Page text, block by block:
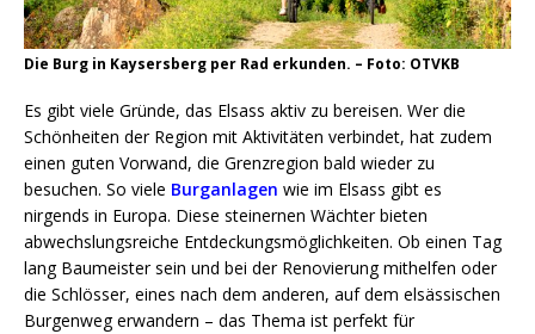
Die Burg in Kaysersberg per Rad erkunden. – Foto: OTVKB
Es gibt viele Gründe, das Elsass aktiv zu bereisen. Wer die
Schönheiten der Region mit Aktivitäten verbindet, hat zudem
einen guten Vorwand, die Grenzregion bald wieder zu
besuchen. So viele Burganlagen wie im Elsass gibt es
nirgends in Europa. Diese steinernen Wächter bieten
abwechslungsreiche Entdeckungsmöglichkeiten. Ob einen Tag
lang Baumeister sein und bei der Renovierung mithelfen oder
die Schlösser, eines nach dem anderen, auf dem elsässischen
Burgenweg erwandern – das Thema ist perfekt für